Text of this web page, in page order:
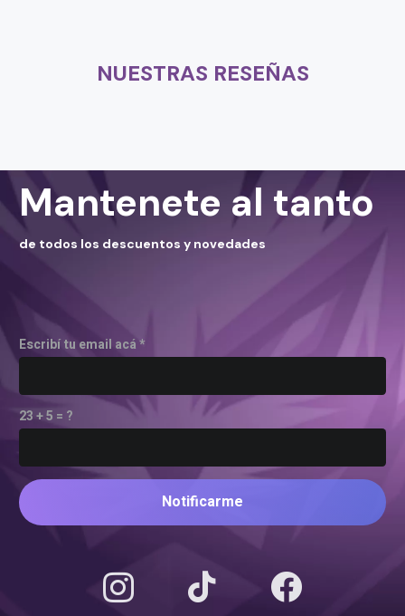
NUESTRAS RESEÑAS
Mantenete al tanto
de todos los descuentos y novedades
Escribí tu email acá *
23 + 5 = ?
Notificarme